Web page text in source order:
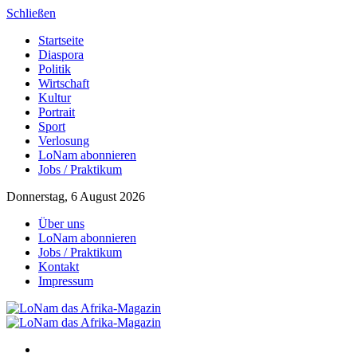
Schließen
Startseite
Diaspora
Politik
Wirtschaft
Kultur
Portrait
Sport
Verlosung
LoNam abonnieren
Jobs / Praktikum
Donnerstag, 6 August 2026
Über uns
LoNam abonnieren
Jobs / Praktikum
Kontakt
Impressum